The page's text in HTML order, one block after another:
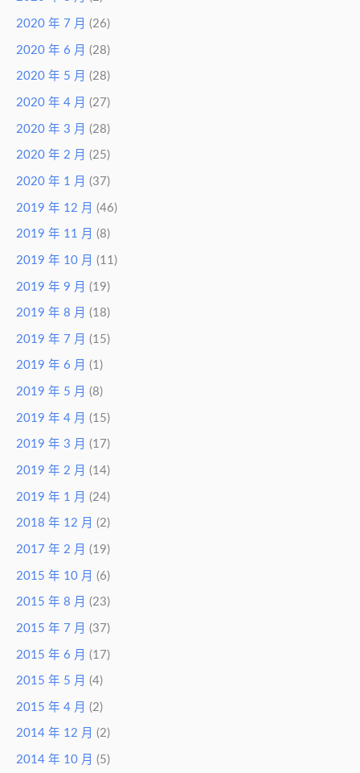
2020 年 7 月 (26)
2020 年 6 月 (28)
2020 年 5 月 (28)
2020 年 4 月 (27)
2020 年 3 月 (28)
2020 年 2 月 (25)
2020 年 1 月 (37)
2019 年 12 月 (46)
2019 年 11 月 (8)
2019 年 10 月 (11)
2019 年 9 月 (19)
2019 年 8 月 (18)
2019 年 7 月 (15)
2019 年 6 月 (1)
2019 年 5 月 (8)
2019 年 4 月 (15)
2019 年 3 月 (17)
2019 年 2 月 (14)
2019 年 1 月 (24)
2018 年 12 月 (2)
2017 年 2 月 (19)
2015 年 10 月 (6)
2015 年 8 月 (23)
2015 年 7 月 (37)
2015 年 6 月 (17)
2015 年 5 月 (4)
2015 年 4 月 (2)
2014 年 12 月 (2)
2014 年 10 月 (5)